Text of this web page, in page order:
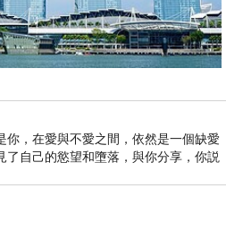
你，在愛與不愛之間，依然是一個缺愛
了自己的慾望和墮落，與你分享，你説